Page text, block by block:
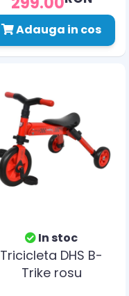
Adauga in cos
In stoc
Tricicleta DHS B-
Trike rosu